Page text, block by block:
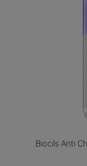
Biocils Anti